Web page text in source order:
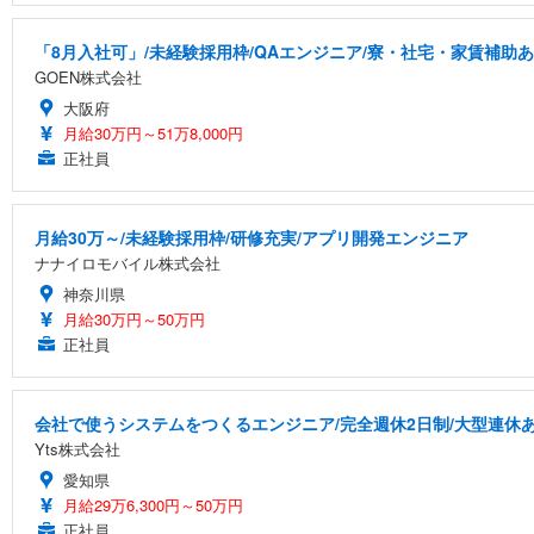
「8月入社可」/未経験採用枠/QAエンジニア/寮・社宅・家賃補助
GOEN株式会社
大阪府
月給30万円～51万8,000円
正社員
月給30万～/未経験採用枠/研修充実/アプリ開発エンジニア
ナナイロモバイル株式会社
神奈川県
月給30万円～50万円
正社員
会社で使うシステムをつくるエンジニア/完全週休2日制/大型連休
Yts株式会社
愛知県
月給29万6,300円～50万円